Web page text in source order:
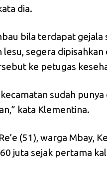
dia.
bila terdapat
lesu, segera
ke petugas
sudah
kata Klementina.
(51), warga Mbay,
juta sejak pertama